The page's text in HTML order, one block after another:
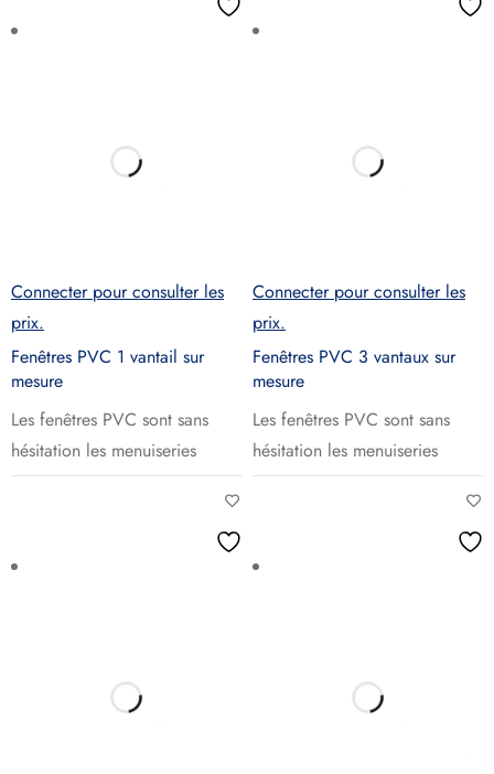
Connecter pour consulter les
prix.
Fenêtres PVC 1 vantail sur
mesure
Les fenêtres PVC sont sans
hésitation les menuiseries
Connecter pour consulter les
prix.
Fenêtres PVC 3 vantaux sur
mesure
Les fenêtres PVC sont sans
hésitation les menuiseries